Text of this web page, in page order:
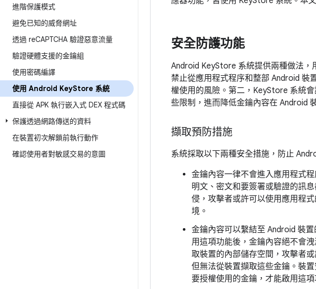
進階保護模式
避免已知的威脅網址
透過 reCAPTCHA 驗證惡意流量
驗證硬體支援的金鑰組
使用密碼編譯
使用 Android KeyStore 系統
直接從 APK 執行嵌入式 DEX 程式碼
保護透過網路傳送的資料
在裝置初次解鎖前執行動作
確認使用者對敏感交易的意圖
安全防護功能
Android KeyStore 系統提供兩種做法
禁止從應用程式程序和整部 Android 裝
權使用的風險。第二，KeyStore 系統
些限制，進而降低金鑰內容在 Android
擷取預防措施
系統採取以下兩種安全措施，防止
金鑰內容一律不會進入應用程式
明文、密文和要簽署或驗證的訊
侵，攻擊者或許可以使用應用程
境。
金鑰內容可以繫結至 Android 裝
用這項功能後，金鑰內容絕不會
取裝置的內部儲存空間，攻擊者
但無法從裝置擷取這些金鑰。裝
要授權使用的金鑰，才能啟用這項